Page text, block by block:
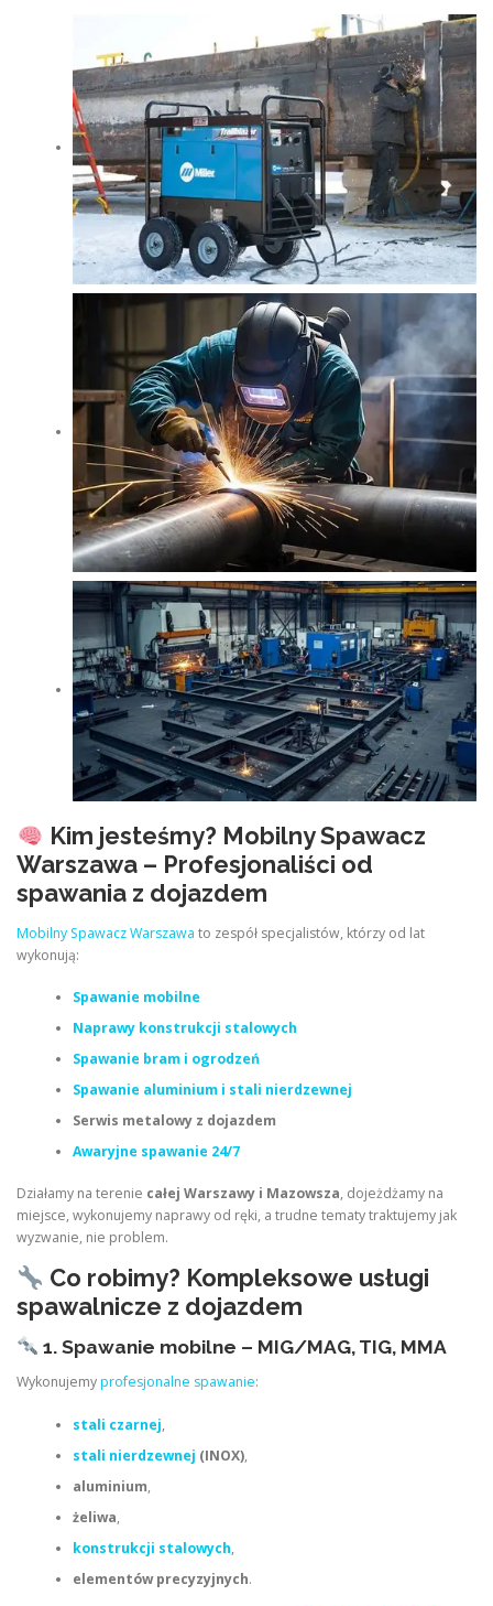
Kim jesteśmy? Mobilny Spawacz
Warszawa – Profesjonaliści od
spawania z dojazdem
Mobilny Spawacz Warszawa to zespół specjalistów, którzy od lat
wykonują:
Spawanie mobilne
Naprawy konstrukcji stalowych
Spawanie bram i ogrodzeń
Spawanie aluminium i stali nierdzewnej
Serwis metalowy z dojazdem
Awaryjne spawanie 24/7
Działamy na terenie całej Warszawy i Mazowsza, dojeżdżamy na
miejsce, wykonujemy naprawy od ręki, a trudne tematy traktujemy jak
wyzwanie, nie problem.
Co robimy? Kompleksowe usługi
spawalnicze z dojazdem
1. Spawanie mobilne – MIG/MAG, TIG, MMA
Wykonujemyprofesjonalne spawanie:
stali czarnej,
stali nierdzewnej (INOX),
aluminium,
żeliwa,
konstrukcji stalowych,
elementów precyzyjnych.